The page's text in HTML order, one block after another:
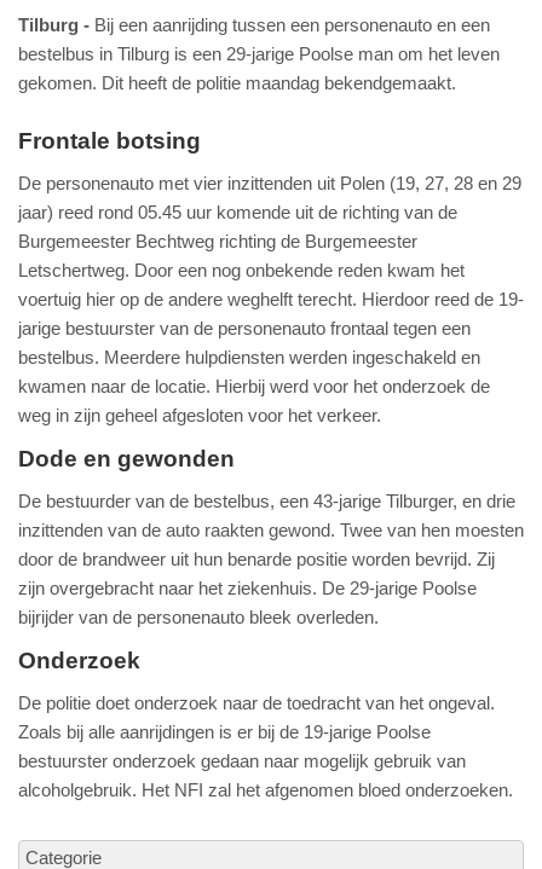
Tilburg
Bij een aanrijding tussen een personenauto en een
bestelbus in Tilburg is een 29-jarige Poolse man om het leven
gekomen. Dit heeft de politie maandag bekendgemaakt.
Frontale botsing
De personenauto met vier inzittenden uit Polen (19, 27, 28 en 29
jaar) reed rond 05.45 uur komende uit de richting van de
Burgemeester Bechtweg richting de Burgemeester
Letschertweg. Door een nog onbekende reden kwam het
voertuig hier op de andere weghelft terecht. Hierdoor reed de 19-
jarige bestuurster van de personenauto frontaal tegen een
bestelbus. Meerdere hulpdiensten werden ingeschakeld en
kwamen naar de locatie. Hierbij werd voor het onderzoek de
weg in zijn geheel afgesloten voor het verkeer.
Dode en gewonden
De bestuurder van de bestelbus, een 43-jarige Tilburger, en drie
inzittenden van de auto raakten gewond. Twee van hen moesten
door de brandweer uit hun benarde positie worden bevrijd. Zij
zijn overgebracht naar het ziekenhuis. De 29-jarige Poolse
bijrijder van de personenauto bleek overleden.
Onderzoek
De politie doet onderzoek naar de toedracht van het ongeval.
Zoals bij alle aanrijdingen is er bij de 19-jarige Poolse
bestuurster onderzoek gedaan naar mogelijk gebruik van
alcoholgebruik. Het NFI zal het afgenomen bloed onderzoeken.
Categorie